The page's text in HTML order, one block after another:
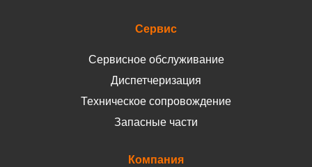
Сервис
Сервисное обслуживание
Диспетчеризация
Техническое сопровождение
Запасные части
Компания